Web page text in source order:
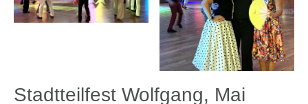
Stadtteilfest Wolfgang, Mai